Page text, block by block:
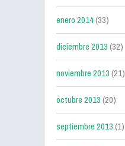
enero 2014(33)
diciembre 2013(32)
noviembre 2013(21)
octubre 2013(20)
septiembre 2013(1)